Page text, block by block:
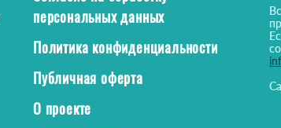
персональных данных
Политика конфиденциальности
Публичная оферта
О проекте